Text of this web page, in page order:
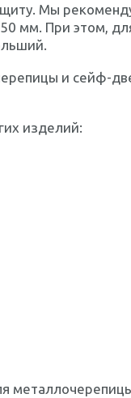
Мы
мм. При этом,
и сейф-
изделий: